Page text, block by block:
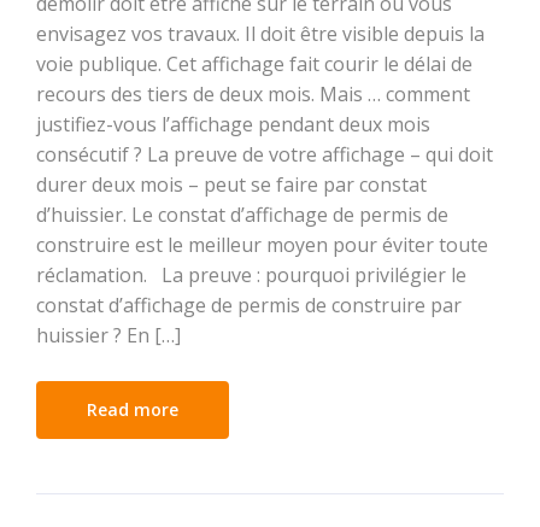
envisagez vos travaux. Il doit être visible depuis la
voie publique. Cet affichage fait courir le délai de
recours des tiers de deux mois. Mais … comment
justifiez-vous l’affichage pendant deux mois
consécutif ? La preuve de votre affichage – qui doit
durer deux mois – peut se faire par constat
d’huissier. Le constat d’affichage de permis de
construire est le meilleur moyen pour éviter toute
réclamation. La preuve : pourquoi privilégier le
constat d’affichage de permis de construire par
huissier ? En […]
Read more